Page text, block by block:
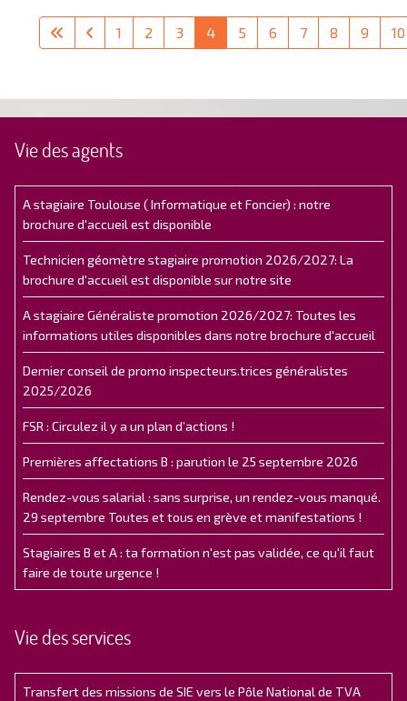
1 2 3 4 5 6 7 8 9 10
Vie des agents
A stagiaire Toulouse ( Informatique et Foncier) : notre
brochure d'accueil est disponible
Technicien géomètre stagiaire promotion 2026/2027: La
brochure d'accueil est disponible sur notre site
A stagiaire Généraliste promotion 2026/2027: Toutes les
informations utiles disponibles dans notre brochure d'accueil
Dernier conseil de promo inspecteurs.trices généralistes
2025/2026
FSR : Circulez il y a un plan d’actions !
Premières affectations B : parution le 25 septembre 2026
Rendez-vous salarial : sans surprise, un rendez-vous manqué.
29 septembre Toutes et tous en grève et manifestations !
Stagiaires B et A : ta formation n'est pas validée, ce qu'il faut
faire de toute urgence !
Vie des services
Transfert des missions de SIE vers le Pôle National de TVA